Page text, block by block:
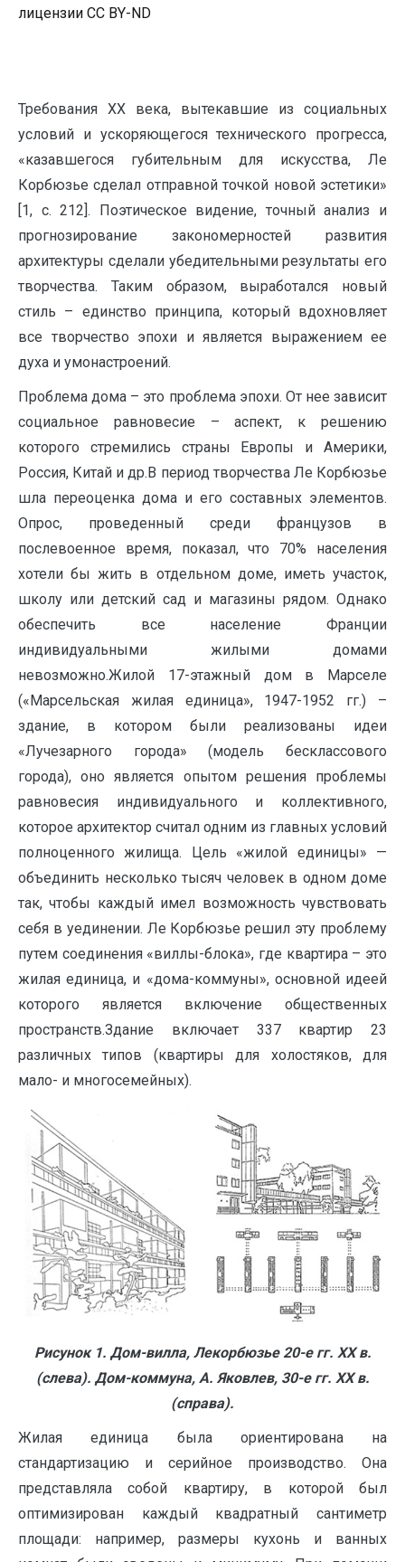
лицензии CC BY-ND
Требования XX века, вытекавшие из социальных
условий и ускоряющегося технического прогресса,
«казавшегося губительным для искусства, Ле
Корбюзье сделал отправной точкой новой эстетики»
[1, с. 212]. Поэтическое видение, точный анализ и
прогнозирование закономерностей развития
архитектуры сделали убедительными результаты его
творчества. Таким образом, выработался новый
стиль – единство принципа, который вдохновляет
все творчество эпохи и является выражением ее
духа и умонастроений.
Проблема дома – это проблема эпохи. От нее зависит
социальное равновесие – аспект, к решению
которого стремились страны Европы и Америки,
Россия, Китай и др.В период творчества Ле Корбюзье
шла переоценка дома и его составных элементов.
Опрос, проведенный среди французов в
послевоенное время, показал, что 70% населения
хотели бы жить в отдельном доме, иметь участок,
школу или детский сад и магазины рядом. Однако
обеспечить все население Франции
индивидуальными жилыми домами
невозможно.Жилой 17-этажный дом в Марселе
(«Марсельская жилая единица», 1947-1952 гг.) –
здание, в котором были реализованы идеи
«Лучезарного города» (модель бесклассового
города), оно является опытом решения проблемы
равновесия индивидуального и коллективного,
которое архитектор считал одним из главных условий
полноценного жилища. Цель «жилой единицы» —
объединить несколько тысяч человек в одном доме
так, чтобы каждый имел возможность чувствовать
себя в уединении. Ле Корбюзье решил эту проблему
путем соединения «виллы-блока», где квартира – это
жилая единица, и «дома-коммуны», основной идеей
которого является включение общественных
пространств.Здание включает 337 квартир 23
различных типов (квартиры для холостяков, для
мало- и многосемейных).
Рисунок 1. Дом-вилла, Лекорбюзье 20-е гг. XXв.
(слева). Дом-коммуна, А. Яковлев, 30-е гг. ХХ в.
(справа).
Жилая единица была ориентирована на
стандартизацию и серийное производство. Она
представляла собой квартиру, в которой был
оптимизирован каждый квадратный сантиметр
площади: например, размеры кухонь и ванных